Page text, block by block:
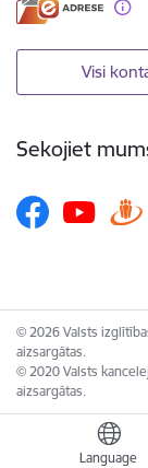
Language
Visi
Sekojiet
© 2026 Valsts
aizsargātas.
© 2020 Valsts
aizsargātas.